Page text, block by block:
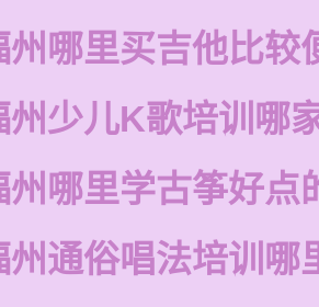
州哪里买吉他比较
州少儿K歌培训哪
州哪里学古筝好点
州通俗唱法培训哪